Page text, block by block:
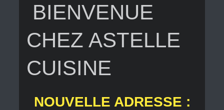
BIENVENUE
CHEZ ASTELLE
CUISINE
NOUVELLE ADRESSE :